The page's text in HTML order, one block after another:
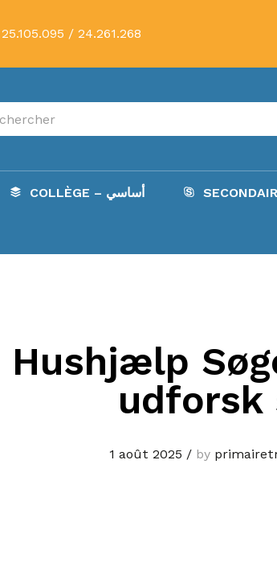
25.105.095 / 24.261.268
COLLÈGE – أساسي
Hushjælp
udforsk
1 août 2025 /by